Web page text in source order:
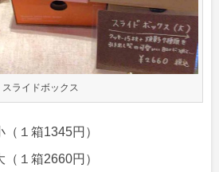
スライドボックス
１箱1345円）
１箱2660円）